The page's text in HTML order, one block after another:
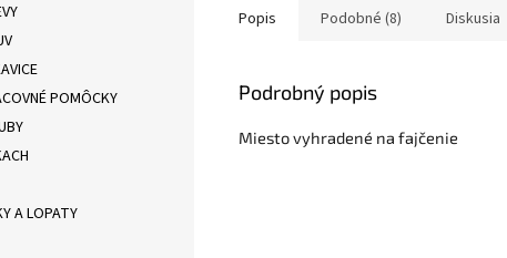
POMÔCKY
A LOPATY
Popis Podobné (8) Diskusia
Podrobný popis
Miesto vyhradené na fajčenie